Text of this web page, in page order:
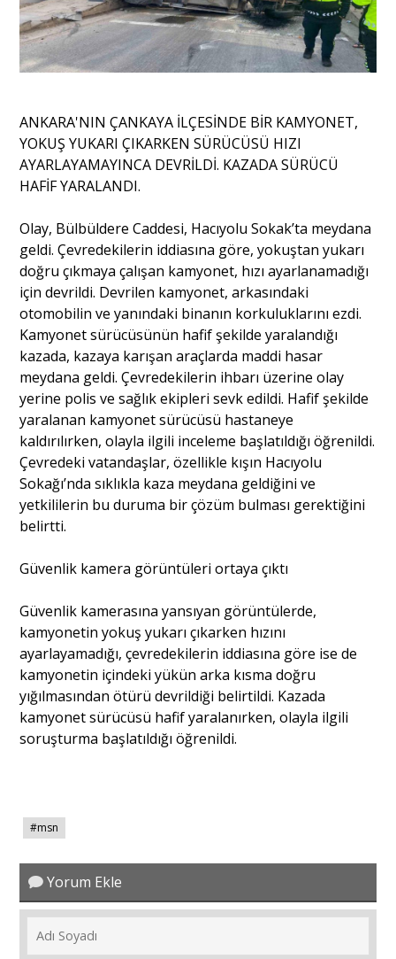
Dünya
Söyleşi
Portre
Yazarlar
Eğitim
Dosya Haber
Ankara Analiz
ANKARA'NIN ÇANKAYA İLÇESİNDE BİR KAMYONET,
YOKUŞ YUKARI ÇIKARKEN SÜRÜCÜSÜ HIZI
AYARLAYAMAYINCA DEVRİLDİ. KAZADA SÜRÜCÜ
HAFİF YARALANDI.
Olay, Bülbüldere Caddesi, Hacıyolu Sokak’ta meydana
geldi. Çevredekilerin iddiasına göre, yokuştan yukarı
doğru çıkmaya çalışan kamyonet, hızı ayarlanamadığı
için devrildi. Devrilen kamyonet, arkasındaki
otomobilin ve yanındaki binanın korkuluklarını ezdi.
Kamyonet sürücüsünün hafif şekilde yaralandığı
kazada, kazaya karışan araçlarda maddi hasar
meydana geldi. Çevredekilerin ihbarı üzerine olay
yerine polis ve sağlık ekipleri sevk edildi. Hafif şekilde
yaralanan kamyonet sürücüsü hastaneye
kaldırılırken, olayla ilgili inceleme başlatıldığı öğrenildi.
Çevredeki vatandaşlar, özellikle kışın Hacıyolu
Sokağı’nda sıklıkla kaza meydana geldiğini ve
yetkililerin bu duruma bir çözüm bulması gerektiğini
belirtti.
Güvenlik kamera görüntüleri ortaya çıktı
Güvenlik kamerasına yansıyan görüntülerde,
kamyonetin yokuş yukarı çıkarken hızını
ayarlayamadığı, çevredekilerin iddiasına göre ise de
kamyonetin içindeki yükün arka kısma doğru
yığılmasından ötürü devrildiği belirtildi. Kazada
kamyonet sürücüsü hafif yaralanırken, olayla ilgili
soruşturma başlatıldığı öğrenildi.
#msn
Yorum Ekle